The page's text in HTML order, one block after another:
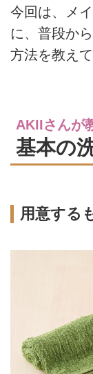
今回は、メ
に、普段か
方法を教え
AKIIさんが
基本の
用意する